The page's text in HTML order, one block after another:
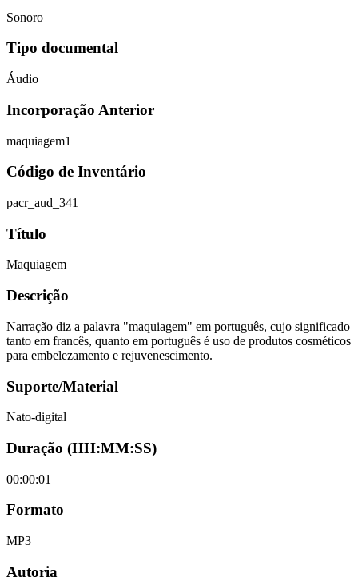
Sonoro
Tipo documental
Áudio
Incorporação Anterior
maquiagem1
Código de Inventário
pacr_aud_341
Título
Maquiagem
Descrição
Narração diz a palavra "maquiagem" em português, cujo significado
tanto em francês, quanto em português é uso de produtos cosméticos
para embelezamento e rejuvenescimento.
Suporte/Material
Nato-digital
Duração (HH:MM:SS)
00:00:01
Formato
MP3
Autoria